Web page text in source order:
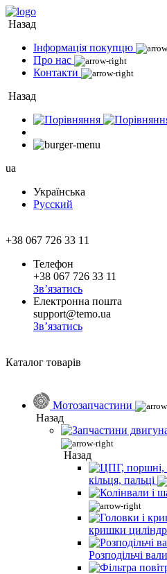
Назад
Інформація покупцю
Про нас
Контакти
Назад
ua
Українська
Русский
+38 067 726 33 11
Телефон
+38 067 726 33 11
Зв’язатись
Електронна пошта
support@temo.ua
Зв’язатись
Каталог товарів
Мотозапчастини
Назад
Назад
кільця, пальці
кришки
Розподільчі